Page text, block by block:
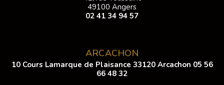
49100 Angers
02 41 34 94 57
ARCACHON
10 Cours Lamarque de Plaisance 33120 Arcachon 05 56
66 48 32